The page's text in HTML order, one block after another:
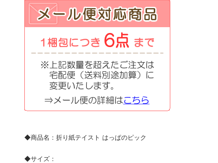
◆商品名：折り紙テイスト はっぱのピック
◆サイズ：